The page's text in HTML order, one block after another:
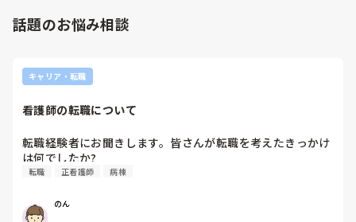
部長に困っています
看護部長や主任に取り入るのに忖度が横行、チクリもです
みなさんの意見が聞きたく投稿しました
お返事ください
ます。同じ病院内でも部署により雰囲気が違うことは多々あり
ますので同期にも話を聞いてみてください。
い方ですね‥
話題のお悩み相談
キャリア・転職
看護師の転職について
転職経験者にお聞きします。皆さんが転職を考えたきっかけ
は何でしたか?
転職 正看護師 病棟
のん